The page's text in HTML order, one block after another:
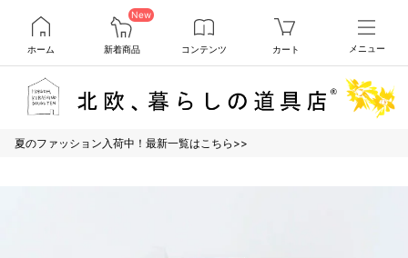
ホーム
New
新着商品 コンテンツ カート メニュー
夏のファッション入荷中！最新一覧はこちら>>